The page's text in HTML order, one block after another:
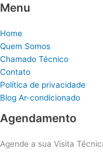
Menu
Home
Quem Somos
Chamado Técnico
Contato
Política de privacidade
Blog Ar-condicionado
Agendamento
Agende a sua Visita